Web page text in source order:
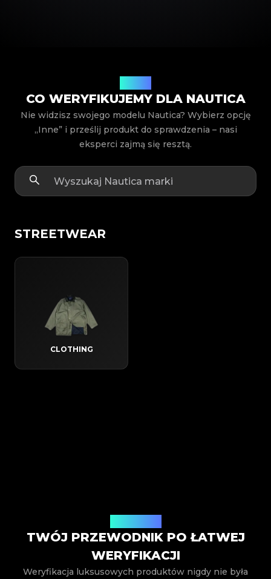
CO WERYFIKUJEMY DLA NAUTICA
Nie widzisz swojego modelu Nautica? Wybierz opcję
„Inne” i prześlij produkt do sprawdzenia – nasi
eksperci zajmą się resztą.
STREETWEAR
CLOTHING
TWÓJ PRZEWODNIK PO ŁATWEJ
WERYFIKACJI
Weryfikacja luksusowych produktów nigdy nie była